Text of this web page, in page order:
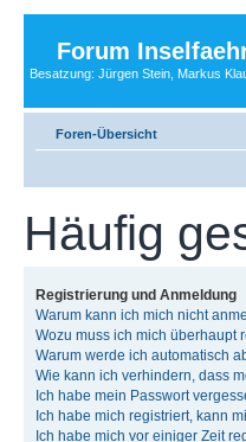
Forum
Besatzung: Jürgen Stein, Markus
Foren-Übersicht
Häufig
Registrierung und Anmeldung
Warum kann ich mich nicht
Wozu muss ich mich überhaupt
Warum werde ich automatisch
Wie kann ich verhindern, dass
Ich habe mein Passwort
Ich habe mich registriert, kann
Ich habe mich vor einiger Zeit